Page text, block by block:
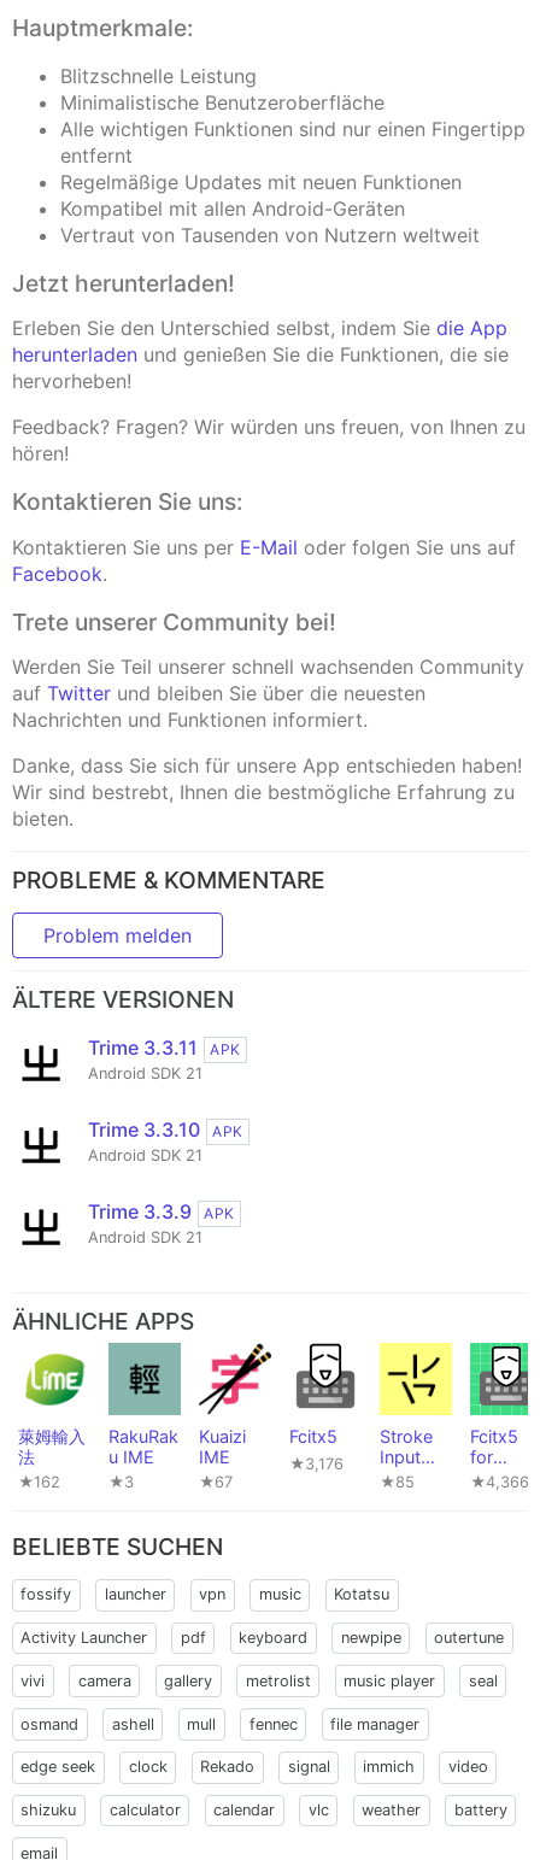
Hauptmerkmale:
Blitzschnelle Leistung
Minimalistische Benutzeroberfläche
Alle wichtigen Funktionen sind nur einen Fingertipp
entfernt
Regelmäßige Updates mit neuen Funktionen
Kompatibel mit allen Android-Geräten
Vertraut von Tausenden von Nutzern weltweit
Jetzt herunterladen!
Erleben Sie den Unterschied selbst, indem Sie die App
herunterladen und genießen Sie die Funktionen, die sie
hervorheben!
Feedback? Fragen? Wir würden uns freuen, von Ihnen zu
hören!
Kontaktieren Sie uns:
Kontaktieren Sie uns per E-Mail oder folgen Sie uns auf
Facebook.
Trete unserer Community bei!
Werden Sie Teil unserer schnell wachsenden Community
auf Twitter und bleiben Sie über die neuesten
Nachrichten und Funktionen informiert.
Danke, dass Sie sich für unsere App entschieden haben!
Wir sind bestrebt, Ihnen die bestmögliche Erfahrung zu
bieten.
PROBLEME & KOMMENTARE
Problem melden
ÄLTERE VERSIONEN
Trime 3.3.11
APK
Android SDK 21
Trime 3.3.10
APK
Android SDK 21
Trime 3.3.9
APK
Android SDK 21
ÄHNLICHE APPS
萊姆輸入
法
★162
RakuRak
u IME
★3
Kuaizi
IME
★67
Fcitx5
★3,176
Stroke
Input
Method
★85
Fcitx5
for
Android
★4,366
BELIEBTE SUCHEN
fossify launcher vpn music Kotatsu
Activity Launcher pdf keyboard newpipe outertune
vivi camera gallery metrolist music player seal
osmand ashell mull fennec file manager
edge seek clock Rekado signal immich video
shizuku calculator calendar vlc weather battery
email